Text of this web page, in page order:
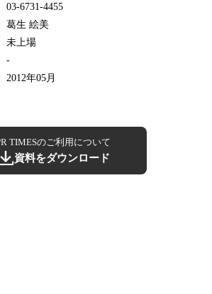
03-6731-4455
葛生 絵美
未上場
-
2012年05月
TIMESのご利用について
資料をダウンロード